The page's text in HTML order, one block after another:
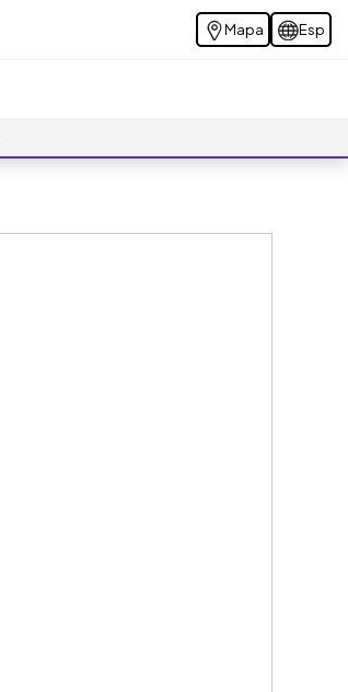
Mapa Esp